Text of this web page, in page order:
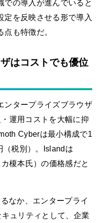
での導入が進んでいると
定を反映させる形で導入
も特徴だ。
はコストでも優位
ンタープライズブラウザ
運用コストを大幅に抑
Cyberは最小構成で1
（税別）。Islandは
榎本氏）の価格感だと
なか、エンタープライ
キュリティとして、企業